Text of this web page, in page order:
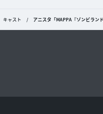
キャスト / アニスタ「MAPPA『ゾンビラン